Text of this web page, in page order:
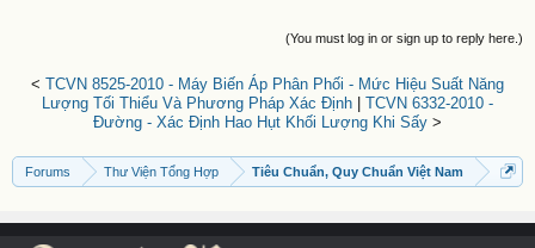
(You must log in or sign up to reply here.)
< TCVN 8525-2010 - Máy Biến Áp Phân Phối - Mức Hiệu Suất Năng
Lượng Tối Thiểu Và Phương Pháp Xác Định
TCVN 6332-2010 -
Đường - Xác Định Hao Hụt Khối Lượng Khi Sấy >
Forums Thư Viện Tổng Hợp Tiêu Chuẩn, Quy Chuẩn Việt Nam